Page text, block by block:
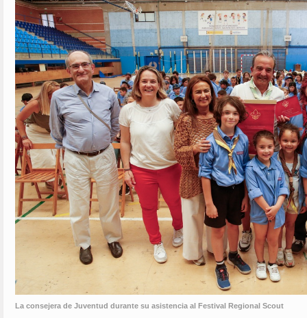
La consejera de Juventud durante su asistencia al Festival Regional Scout